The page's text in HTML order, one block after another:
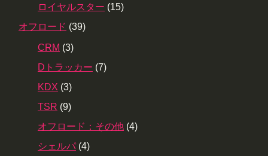
ロイヤルスター (15)
オフロード (39)
CRM (3)
Dトラッカー (7)
KDX (3)
TSR (9)
オフロード：その他 (4)
シェルパ (4)